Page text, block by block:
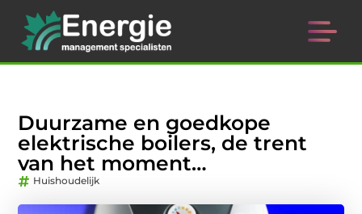
Duurzame en goedkope
elektrische boilers, de trent
van het moment…
Huishoudelijk